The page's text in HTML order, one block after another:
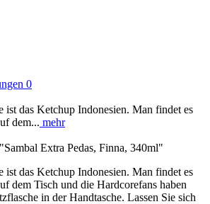
0
ist das Ketchup Indonesien. Man findet es
dem... mehr
Extra Pedas, Finna, 340ml"
ist das Ketchup Indonesien. Man findet es
dem Tisch und die Hardcorefans haben
in der Handtasche. Lassen Sie sich